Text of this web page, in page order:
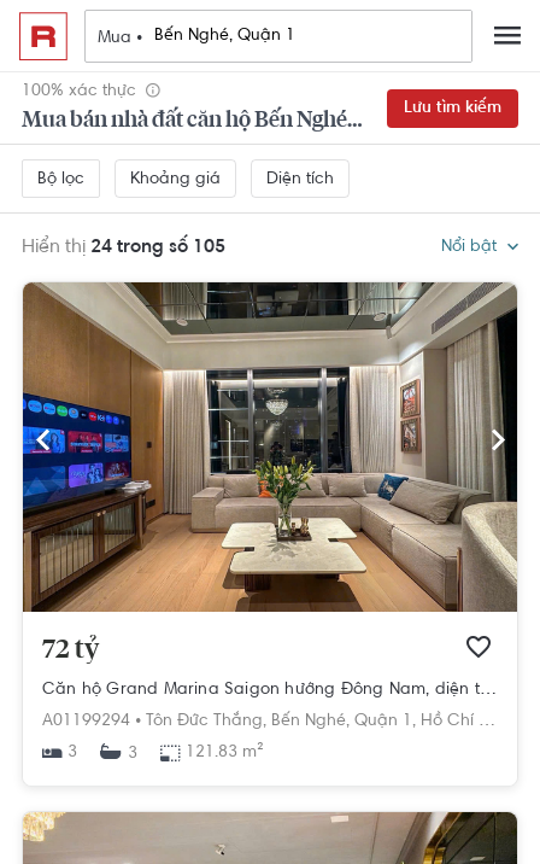
Mua •
100% xác thực
Mua bán nhà đất căn hộ Bến Nghé, Quận 1
Lưu tìm kiếm
Bộ lọc Khoảng giá Diện tích
Hiển thị 24 trong số 105 Nổi bật
72 tỷ
Căn hộ Grand Marina Saigon hướng Đông Nam, diện tích 121.83m²
A01199294 • Tôn Đức Thắng, Bến Nghé, Quận 1, Hồ Chí Minh
3
3 121.83 m²